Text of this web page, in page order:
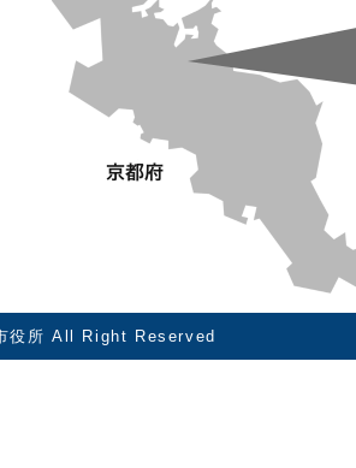
役所 All Right Reserved